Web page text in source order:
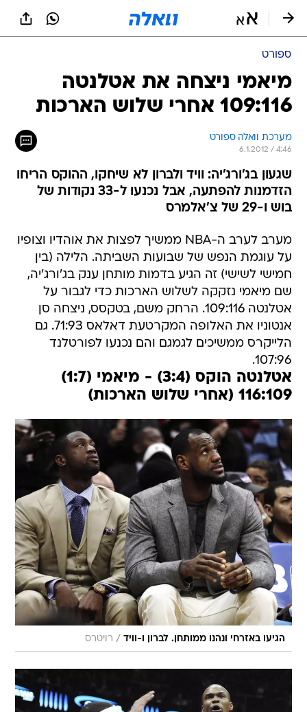
ספורט
מיאמי ניצחה את אטלנטה
109:116 אחרי שלוש הארכות
מערכת וואלה ספורט
6.1.2012 / 4:46
שגעון בג'ורג'יה: וויד ולברון לא שיחקו, ההוקס הריחו
הזדמנות להפתעה, אבל נכנעו ל-33 נקודות של
בוש ו-29 של צ'אלמרס
מערב לערב ה-NBA ממשיך לפצות את אוהדיו וצופיו
על עוגמת הנפש של שבועות השביתה. הלילה (בין
חמישי לשישי) זה הגיע בדמות מותחן ענק בג'ורג'יה,
שם מיאמי נזקקה לשלוש הארכות כדי לגבור על
אטלנטה 109:116. הרחק משם, בטקסס, ניצחה סן
אנטוניו את האלופה המקרטעת דאלאס 71:93. גם
הלייקרס ממשיכים לגמגם והם נכנעו לפורטלנד
107:96.
אטלנטה הוקס (3:4) - מיאמי (1:7)
116:109 (אחרי שלוש הארכות)
הגיעו באזרחי ונהנו ממותחן. לברון ו-וויד / רויטרס